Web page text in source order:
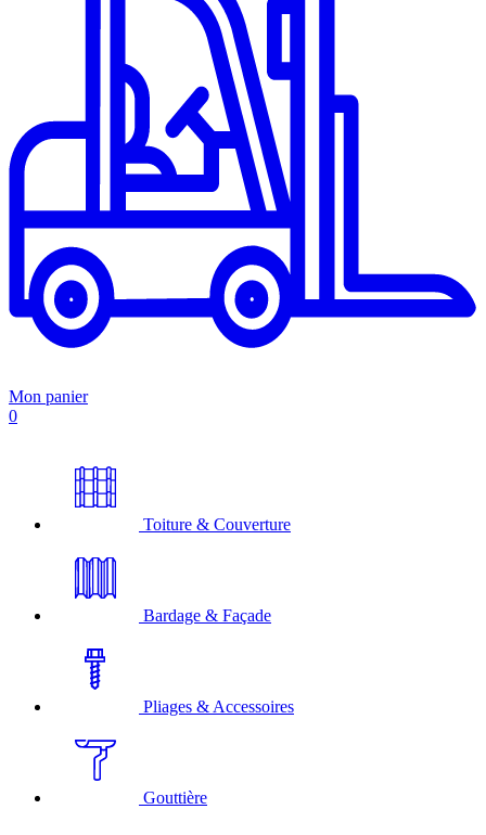
Mon panier
0
Toiture & Couverture
Bardage & Façade
Pliages & Accessoires
Gouttière